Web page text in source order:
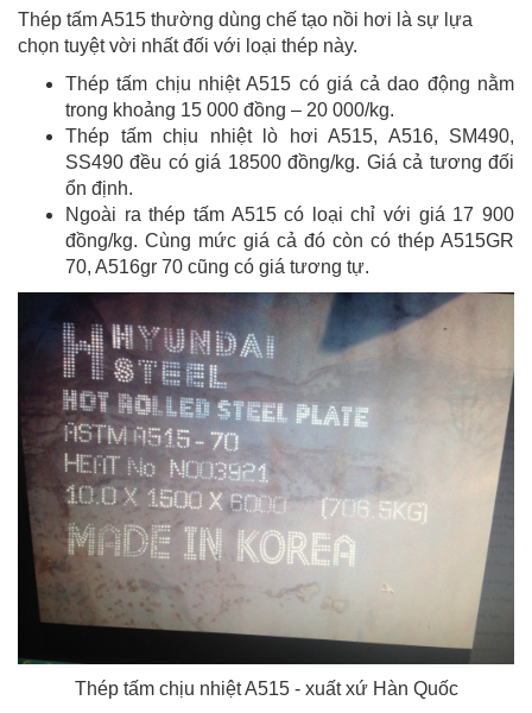
Thép tấm A515 thường dùng chế tạo nồi hơi là sự lựa
chọn tuyệt vời nhất đối với loại thép này.
Thép tấm chịu nhiệt A515 có giá cả dao động nằm
trong khoảng 15 000 đồng – 20 000/kg.
Thép tấm chịu nhiệt lò hơi A515, A516, SM490,
SS490 đều có giá 18500 đồng/kg. Giá cả tương đối
ổn định.
Ngoài ra thép tấm A515 có loại chỉ với giá 17 900
đồng/kg. Cùng mức giá cả đó còn có thép A515GR
70, A516gr 70 cũng có giá tương tự.
Thép tấm chịu nhiệt A515 - xuất xứ Hàn Quốc